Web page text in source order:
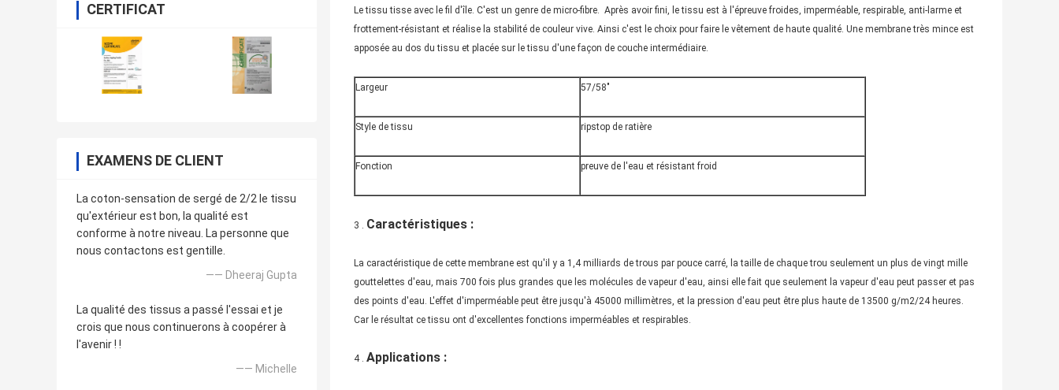
CERTIFICAT
EXAMENS DE CLIENT
La coton-sensation de sergé de 2/2 le tissu
qu'extérieur est bon, la qualité est
conforme à notre niveau. La personne que
nous contactons est gentille.
—— Dheeraj Gupta
La qualité des tissus a passé l'essai et je
crois que nous continuerons à coopérer à
l'avenir ! !
—— Michelle
Le tissu tisse avec le fil d'île. C'est un genre de micro-fibre. Après avoir fini, le tissu est à l'épreuve froides, imperméable, respirable, anti-larme et
frottement-résistant et réalise la stabilité de couleur vive. Ainsi c'est le choix pour faire le vêtement de haute qualité. Une membrane très mince est
apposée au dos du tissu et placée sur le tissu d'une façon de couche intermédiaire.
Largeur 57/58"
Style de tissu ripstop de ratière
Fonction preuve de l'eau et résistant froid
3 . Caractéristiques :
La caractéristique de cette membrane est qu'il y a 1,4 milliards de trous par pouce carré, la taille de chaque trou seulement un plus de vingt mille
gouttelettes d'eau, mais 700 fois plus grandes que les molécules de vapeur d'eau, ainsi elle fait que seulement la vapeur d'eau peut passer et pas
des points d'eau. L'effet d'imperméable peut être jusqu'à 45000 millimètres, et la pression d'eau peut être plus haute de 13500 g/m2/24 heures.
Car le résultat ce tissu ont d'excellentes fonctions imperméables et respirables.
4 . Applications :